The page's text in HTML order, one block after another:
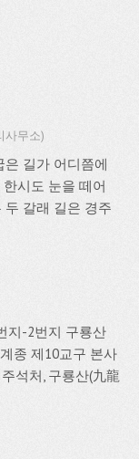
사무소)
길가 어디쯤에
시도 눈을 떼어
두 갈래 길은 경주
지-2번지 구룡산
종 제10교구 본사
석처, 구룡산(九龍